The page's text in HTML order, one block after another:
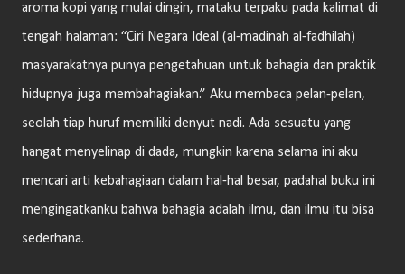
aroma kopi yang mulai dingin, mataku terpaku pada kalimat di
tengah halaman: “Ciri Negara Ideal (al-madinah al-fadhilah)
masyarakatnya punya pengetahuan untuk bahagia dan praktik
hidupnya juga membahagiakan.” Aku membaca pelan-pelan,
seolah tiap huruf memiliki denyut nadi. Ada sesuatu yang
hangat menyelinap di dada, mungkin karena selama ini aku
mencari arti kebahagiaan dalam hal-hal besar, padahal buku ini
mengingatkanku bahwa bahagia adalah ilmu, dan ilmu itu bisa
sederhana.